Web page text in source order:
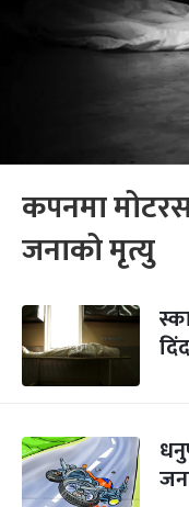
कपनमा
जनाको मृत्यु